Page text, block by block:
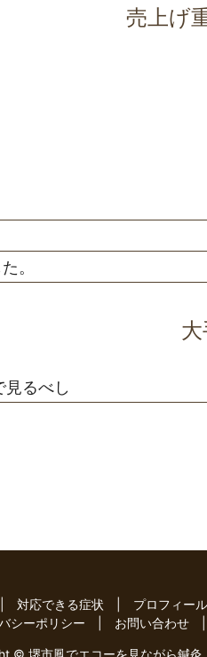
売上げ
。
るべし
対応できる症状 プロフィー
シーポリシー お問い合わせ
© 堺市鳳でエコーを見ながら鍼灸